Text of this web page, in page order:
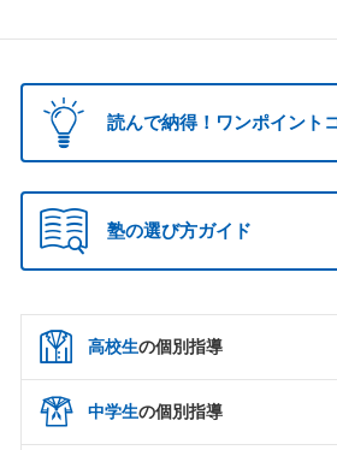
読んで納得！ワンポイント
塾の選び方ガイド
高校生の個別指導
中学生の個別指導